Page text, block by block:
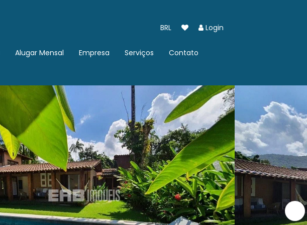
BRL Login
Alugar Mensal
Empresa
Trabalhe Conosco
Fale conosco
Serviços
Cadastre seu Imóvel
Indique um Imóvel
Contato